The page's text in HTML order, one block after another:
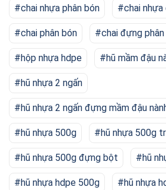
chai nhựa phân bón chai
chai phân bón chai đựng
hộp nhựa hdpe hũ mầm đậu
hũ nhựa 2 ngấn
hũ nhựa 2 ngấn đựng mầm đậu
hũ nhựa 500g hũ nhựa 500g
hũ nhựa 500g đựng bột hũ
hũ nhựa hdpe 500g hũ nhựa